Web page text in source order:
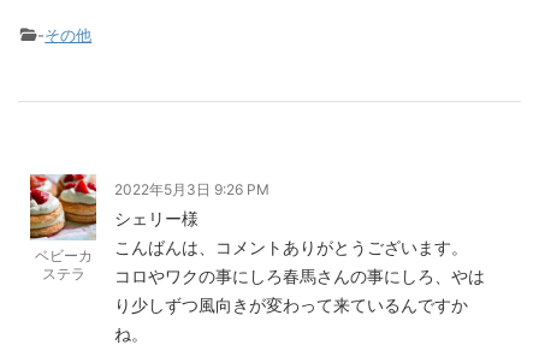
-その他
ベビーカ
ステラ
2022年5月3日 9:26 PM
シェリー様
こんばんは、コメントありがとうございます。
コロやワクの事にしろ春馬さんの事にしろ、やは
り少しずつ風向きが変わって来ているんですか
ね。